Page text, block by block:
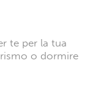
te per la tua
o dormire